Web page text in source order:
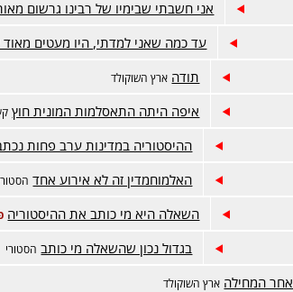
אני חשבתי שבימיו של רבינו גרשום
עד כמה שאני למדתי, היו מעטים
תודה ארץ השוקולד
איפה היתה התאסלמות המונית חוץ
ההיסטוריה במדינות ערב פחות
האלמוחמדין זה לא אירוע אחד
השאלה היא מי כותב את ההיסטוריה
בגדול נכון שהשאלה מי כותב הסטורי
אחר המחילה ארץ השוקולד